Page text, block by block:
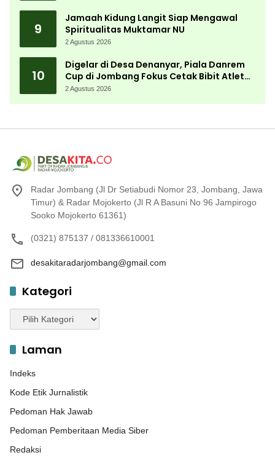
9
Jamaah Kidung Langit Siap Mengawal
Spiritualitas Muktamar NU
2 Agustus 2026
10
Digelar di Desa Denanyar, Piala Danrem
Cup di Jombang Fokus Cetak Bibit Atlet
Menembak Berprestasi
2 Agustus 2026
Radar Jombang (Jl Dr Setiabudi Nomor 23, Jombang, Jawa
Timur) & Radar Mojokerto (Jl R A Basuni No 96 Jampirogo
Sooko Mojokerto 61361)
(0321) 875137 / 081336610001
desakitaradarjombang@gmail.com
Kategori
Kategori
Laman
Indeks
Kode Etik Jurnalistik
Pedoman Hak Jawab
Pedoman Pemberitaan Media Siber
Redaksi